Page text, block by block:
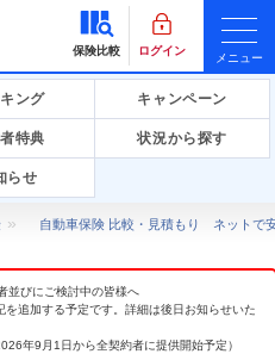
保険比較 ログイン
メニュー
ング キャンペーン
特典 状況から探す
らせ
自動車保険 比較・見積もり ネットで
びにご検討中の皆様へ
追加する予定です。詳細は後日お知らせいた
年9月1日から全契約者に提供開始予定）